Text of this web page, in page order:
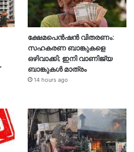
ക്ഷേമപെൻഷൻ വിതരണം:
സഹകരണ ബാങ്കുകളെ
ഒഴിവാക്കി; ഇനി വാണിജ്യ
ബാങ്കുകൾ മാത്രം
14 hours ago